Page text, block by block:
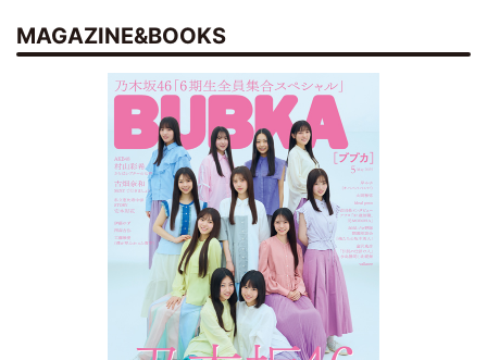
MAGAZINE&BOOKS